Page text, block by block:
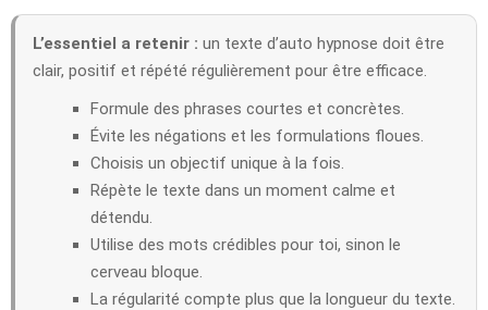
L’essentiel a retenir : un texte d’auto hypnose doit être
clair, positif et répété régulièrement pour être efficace.
Formule des phrases courtes et concrètes.
Évite les négations et les formulations floues.
Choisis un objectif unique à la fois.
Répète le texte dans un moment calme et
détendu.
Utilise des mots crédibles pour toi, sinon le
cerveau bloque.
La régularité compte plus que la longueur du texte.